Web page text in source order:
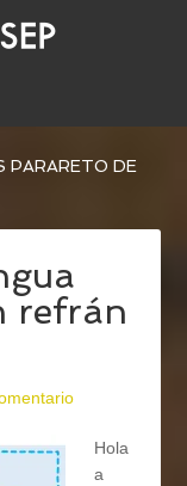
PARARETO DE
refrán
Hola
a